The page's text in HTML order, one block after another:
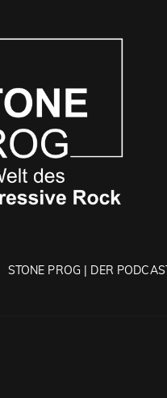
STONE PROG | DER